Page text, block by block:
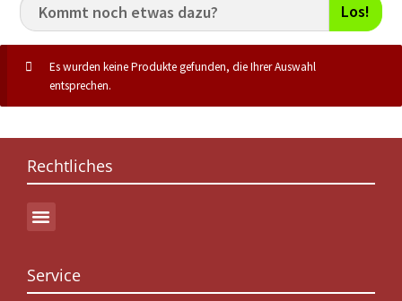
Los!
Es wurden keine Produkte gefunden, die Ihrer Auswahl
entsprechen.
Rechtliches
Service